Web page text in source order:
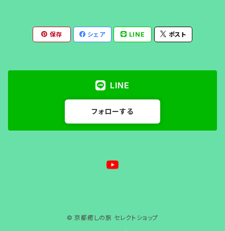
保存 シェア LINE ポスト
LINE
フォローする
© 京都癒しの旅 セレクトショップ